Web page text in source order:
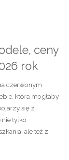
ceny
rok
czerwonym
która mogłaby
się z
nie tylko
ale też z